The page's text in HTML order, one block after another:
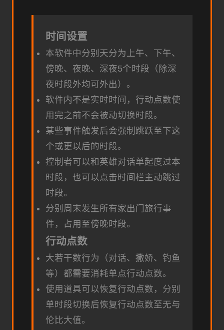
时间设置
本软件中分别天分为上午、下午、
傍晚、夜晚、深夜5个时段（除深
夜时段外均可外出）。
软件内不是实时时间，行动点数使
用完之前不会被动切换时段。
某些事件触发后会强制跳跃至下这
个或更以后的时段。
控制者可以和英雄对话单起度过本
时段，也可以点击时间栏主动跳过
时段。
分别周末发生所有家出门旅行事
件，占用至傍晚时段。
行动点数
大若干数行为（对话、撒娇、钓鱼
等）都需要消耗单点行动点数。
使用道具可以恢复行动点数，分别
单时段切换后恢复行动点数至无与
伦比大值。